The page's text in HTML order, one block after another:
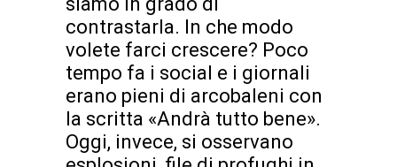
contrastarla. In che modo
volete farci crescere? Poco
tempo fa i social e i giornali
erano pieni di arcobaleni con
la scritta «Andrà tutto bene».
Oggi, invece, si osservano